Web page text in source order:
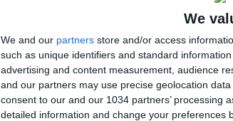
We
We and our partners store and/or access
such as unique identifiers and standard
advertising and content measurement, audience
and our partners may use precise geolocation
consent to our and our 1034 partners’ processing
detailed information and change your preferences